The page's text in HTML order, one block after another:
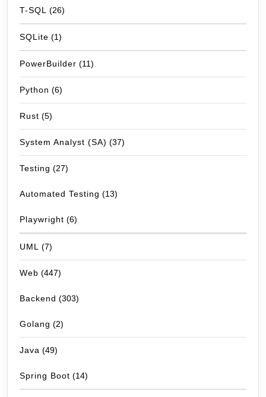
T-SQL (26)
SQLite (1)
PowerBuilder (11)
Python (6)
Rust (5)
System Analyst (SA) (37)
Testing (27)
Automated Testing (13)
Playwright (6)
UML (7)
Web (447)
Backend (303)
Golang (2)
Java (49)
Spring Boot (14)